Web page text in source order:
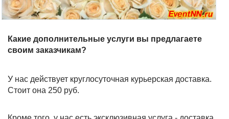
Какие дополнительные услуги вы предлагаете
своим заказчикам?
У нас действует круглосуточная курьерская доставка.
Стоит она 250 руб.